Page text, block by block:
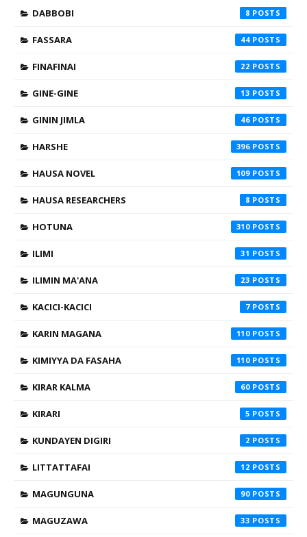
DABBOBI 8
FASSARA 44
FINAFINAI 22
GINE-GINE 13
GININ JIMLA 46
HARSHE 396
HAUSA NOVEL 109
HAUSA RESEARCHERS 8
HOTUNA 310
ILIMI 31
ILIMIN MA'ANA 23
KACICI-KACICI 7
KARIN MAGANA 110
KIMIYYA DA FASAHA 110
KIRAR KALMA 60
KIRARI 5
KUNDAYEN DIGIRI 2
LITTATTAFAI 12
MAGUNGUNA 90
MAGUZAWA 33